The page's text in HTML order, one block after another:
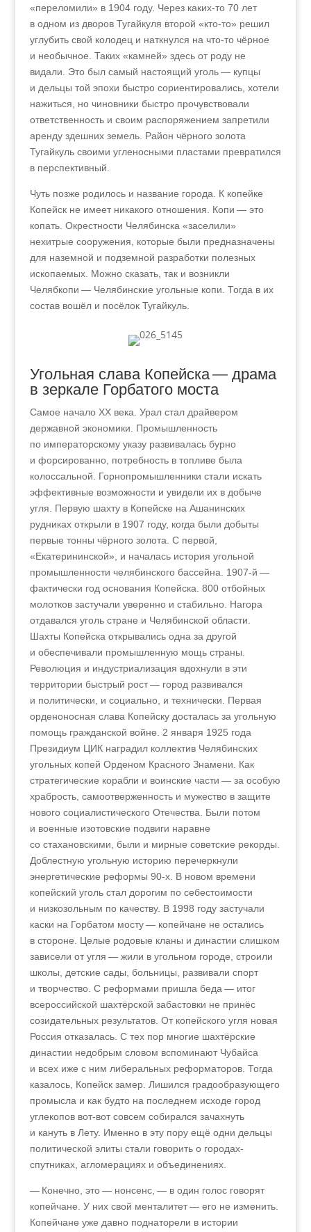
«переломили» в 1904 году. Через каких-то 70 лет
в одном из дворов Тугайкуля второй «кто-то» решил
углубить свой колодец и наткнулся на что-то чёрное
и необычное. Таких «камней» здесь от роду не
видали. Это был самый настоящий уголь — купцы
и дельцы той эпохи быстро сориентировались, хотели
нажиться, но чиновники быстро прочувствовали
ответственность и своим распоряжением запретили
аренду здешних земель. Район чёрного золота
Тугайкуль своими угленосными пластами превратился
в перспективный.
Чуть позже родилось и название города. К копейке
Копейск не имеет никакого отношения. Копи —это
копать. Окрестности Челябинска «заселили»
нехитрые сооружения, которые были предназначены
для наземной и подземной разработки полезных
ископаемых. Можно сказать, так и возникли
Челябкопи — Челябинские угольные копи. Тогда в их
состав вошёл и посёлок Тугайкуль.
Угольная слава Копейска — драма
в зеркале Горбатого моста
Самое начало XX века. Урал стал драйвером
державной экономики. Промышленность
по императорскому указу развивалась бурно
и форсированно, потребность в топливе была
колоссальной. Горнопромышленники стали искать
эффективные возможности и увидели их в добыче
угля. Первую шахту в Копейске на Ашанинских
рудниках открыли в 1907 году, когда были добыты
первые тонны чёрного золота. С первой,
«Екатерининской», и началась история угольной
промышленности челябинского бассейна. 1907-й —
фактически год основания Копейска. 800 отбойных
молотков застучали уверенно и стабильно. Нагора
отдавался уголь стране и Челябинской области.
Шахты Копейска открывались одна за другой
и обеспечивали промышленную мощь страны.
Революция и индустриализация вдохнули в эти
территории быстрый рост — город развивался
и политически, и социально, и технически. Первая
орденоносная слава Копейску досталась за угольную
помощь гражданской войне. 2 января 1925 года
Президиум ЦИК наградил коллектив Челябинских
угольных копей Орденом Красного Знамени. Как
стратегические корабли и воинские части — за особую
храбрость, самоотверженность и мужество в защите
нового социалистического Отечества. Были потом
и военные изотовские подвиги наравне
со стахановскими, были и мирные советские рекорды.
Доблестную угольную историю перечеркнули
энергетические реформы 90‑х. В новом времени
копейский уголь стал дорогим по себестоимости
и низкозольным по качеству. В 1998 году застучали
каски на Горбатом мосту — копейчане не остались
в стороне. Целые родовые кланы и династии слишком
зависели от угля — жили в угольном городе, строили
школы, детские сады, больницы, развивали спорт
и творчество. С реформами пришла беда — итог
всероссийской шахтёрской забастовки не принёс
созидательных результатов. От копейского угля новая
Россия отказалась. С тех пор многие шахтёрские
династии недобрым словом вспоминают Чубайса
и всех иже с ним либеральных реформаторов. Тогда
казалось, Копейск замер. Лишился градообразующего
промысла и как будто на последнем исходе город
углекопов вот-вот совсем собирался зачахнуть
и кануть в Лету. Именно в эту пору ещё одни дельцы
политической элиты стали говорить о городах-
спутниках, агломерациях и объединениях.
— Конечно, это — нонсенс, —в один голос говорят
копейчане. У них свой менталитет — его не изменить.
Копейчане уже давно поднаторели в истории